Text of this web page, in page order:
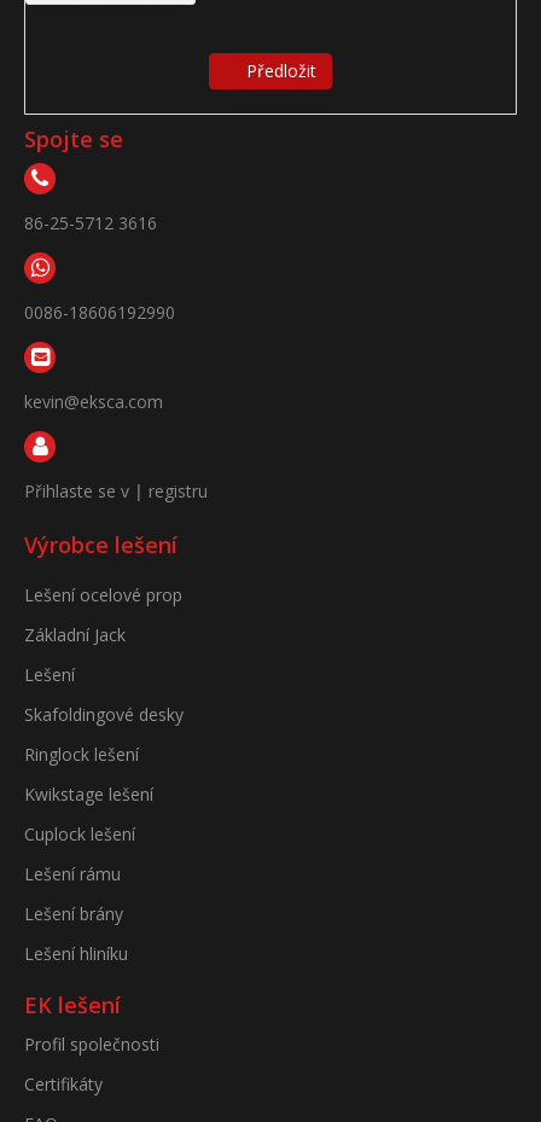
Předložit
Spojte se
86-25-5712 3616
0086-18606192990
kevin@eksca.com
Přihlaste se v | registru
Výrobce lešení
Lešení ocelové prop
Základní Jack
Lešení
Skafoldingové desky
Ringlock lešení
Kwikstage lešení
Cuplock lešení
Lešení rámu
Lešení brány
Lešení hliníku
EK lešení
Profil společnosti
Certifikáty